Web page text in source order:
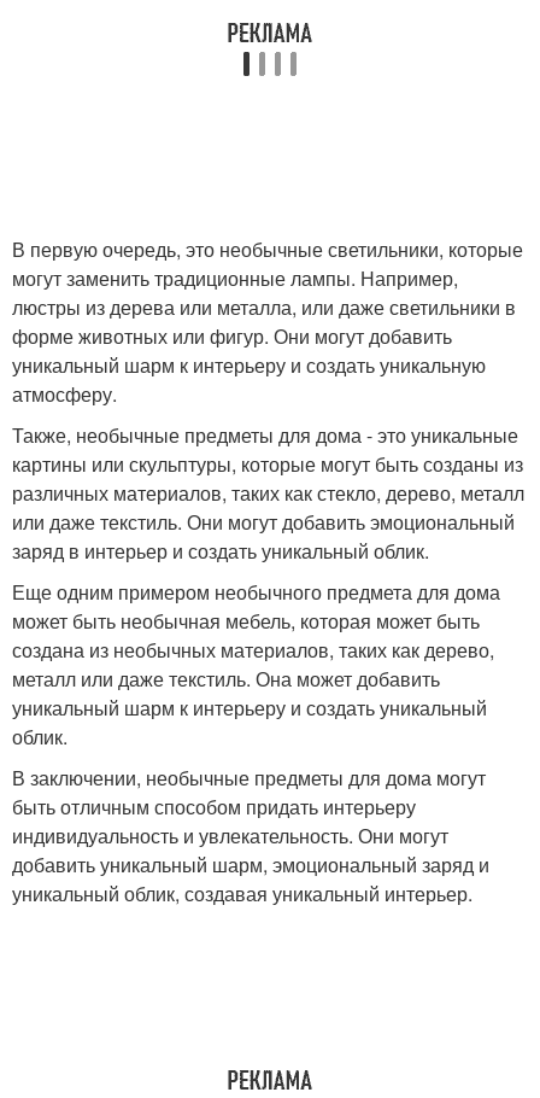
В первую очередь, это необычные светильники, которые
могут заменить традиционные лампы. Например,
люстры из дерева или металла, или даже светильники в
форме животных или фигур. Они могут добавить
уникальный шарм к интерьеру и создать уникальную
атмосферу.
Также, необычные предметы для дома - это уникальные
картины или скульптуры, которые могут быть созданы из
различных материалов, таких как стекло, дерево, металл
или даже текстиль. Они могут добавить эмоциональный
заряд в интерьер и создать уникальный облик.
Еще одним примером необычного предмета для дома
может быть необычная мебель, которая может быть
создана из необычных материалов, таких как дерево,
металл или даже текстиль. Она может добавить
уникальный шарм к интерьеру и создать уникальный
облик.
В заключении, необычные предметы для дома могут
быть отличным способом придать интерьеру
индивидуальность и увлекательность. Они могут
добавить уникальный шарм, эмоциональный заряд и
уникальный облик, создавая уникальный интерьер.